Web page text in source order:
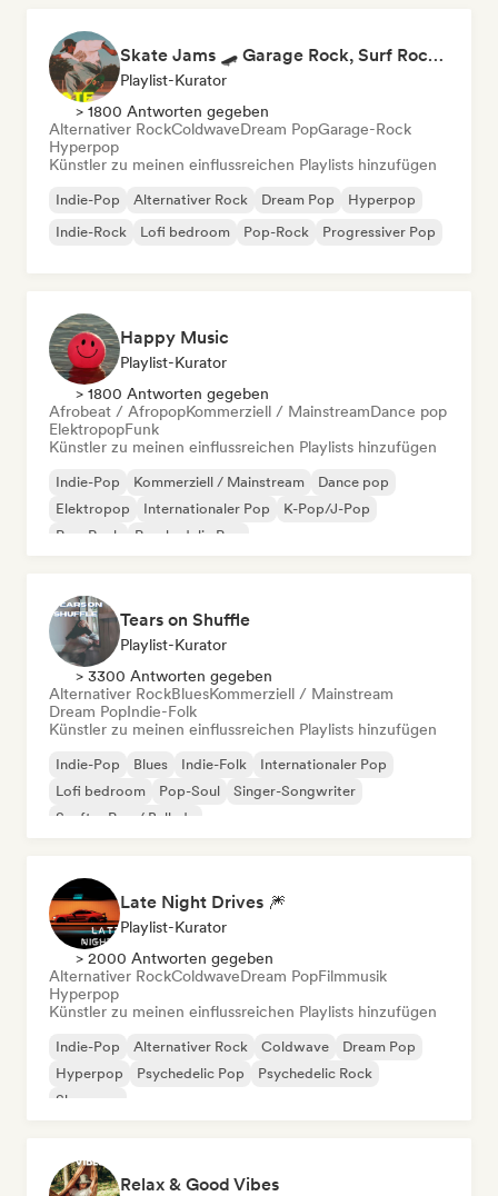
Skate Jams 🛹 Garage Rock, Surf Rock & Neo-Psych
Playlist-Kurator
> 1800 Antworten gegeben
Alternativer RockColdwaveDream PopGarage-Rock
Hyperpop
Künstler zu meinen einflussreichen Playlists hinzufügen
Indie-Pop Alternativer Rock Dream Pop
Hyperpop
Indie-Rock
Lofi bedroom Pop-Rock Progressiver Pop
Happy Music
Playlist-Kurator
> 1800 Antworten gegeben
Afrobeat / AfropopKommerziell / MainstreamDance pop
ElektropopFunk
Künstler zu meinen einflussreichen Playlists hinzufügen
Indie-Pop Kommerziell / Mainstream
Dance pop
Elektropop
Internationaler Pop
K-Pop/J-Pop
Pop-Rock
Psychedelic Pop
Tears on Shuffle
Playlist-Kurator
> 3300 Antworten gegeben
Alternativer RockBluesKommerziell / Mainstream
Dream PopIndie-Folk
Künstler zu meinen einflussreichen Playlists hinzufügen
Indie-Pop Blues Indie-Folk
Internationaler Pop
Lofi bedroom
Pop-Soul
Singer-Songwriter
Sanfter Pop / Ballade
Late Night Drives 🎆
Playlist-Kurator
> 2000 Antworten gegeben
Alternativer RockColdwaveDream PopFilmmusik
Hyperpop
Künstler zu meinen einflussreichen Playlists hinzufügen
Indie-Pop Alternativer Rock Coldwave
Dream Pop
Hyperpop
Psychedelic Pop
Psychedelic Rock
Shoegaze
Relax & Good Vibes